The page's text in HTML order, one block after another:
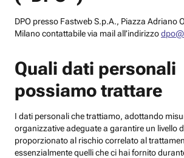
DPO presso Fastweb S.p.A., Piazza Adriano
Milano contattabile via mail all’indirizzo
Quali dati personali
possiamo trattare
I dati personali che trattiamo, adottando
organizzative adeguate a garantire un livello
proporzionato al rischio correlato al
essenzialmente quelli che ci hai fornito